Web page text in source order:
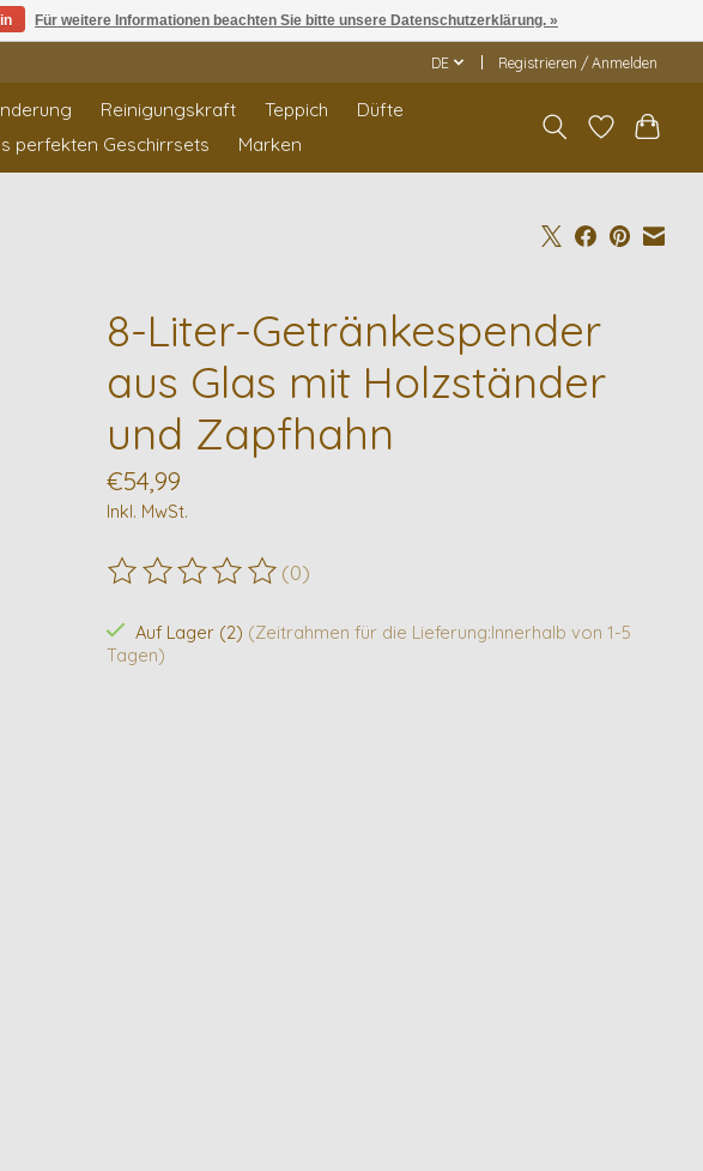
DE Registrieren / Anmelden
Reinigungskraft Teppich
Düfte
perfekten Geschirrsets Marken
8-Liter-Getränkespender
aus Glas mit Holzständer
und Zapfhahn
€54,99
Inkl. MwSt.
Die Bewertung dieses Produkts ist
(0)
Auf Lager (2) (Zeitrahmen für die Lieferung:Innerhalb von 1-5
Tagen)
Für weitere Informationen beachten Sie bitte unsere Datenschutzerklärung. »